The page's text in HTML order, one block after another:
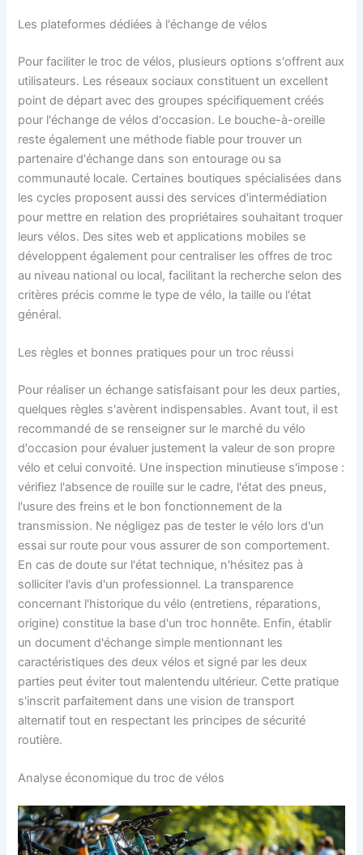
Les plateformes dédiées à l'échange de vélos
Pour faciliter le troc de vélos, plusieurs options s'offrent aux
utilisateurs. Les réseaux sociaux constituent un excellent
point de départ avec des groupes spécifiquement créés
pour l'échange de vélos d'occasion. Le bouche-à-oreille
reste également une méthode fiable pour trouver un
partenaire d'échange dans son entourage ou sa
communauté locale. Certaines boutiques spécialisées dans
les cycles proposent aussi des services d'intermédiation
pour mettre en relation des propriétaires souhaitant troquer
leurs vélos. Des sites web et applications mobiles se
développent également pour centraliser les offres de troc
au niveau national ou local, facilitant la recherche selon des
critères précis comme le type de vélo, la taille ou l'état
général.
Les règles et bonnes pratiques pour un troc réussi
Pour réaliser un échange satisfaisant pour les deux parties,
quelques règles s'avèrent indispensables. Avant tout, il est
recommandé de se renseigner sur le marché du vélo
d'occasion pour évaluer justement la valeur de son propre
vélo et celui convoité. Une inspection minutieuse s'impose :
vérifiez l'absence de rouille sur le cadre, l'état des pneus,
l'usure des freins et le bon fonctionnement de la
transmission. Ne négligez pas de tester le vélo lors d'un
essai sur route pour vous assurer de son comportement.
En cas de doute sur l'état technique, n'hésitez pas à
solliciter l'avis d'un professionnel. La transparence
concernant l'historique du vélo (entretiens, réparations,
origine) constitue la base d'un troc honnête. Enfin, établir
un document d'échange simple mentionnant les
caractéristiques des deux vélos et signé par les deux
parties peut éviter tout malentendu ultérieur. Cette pratique
s'inscrit parfaitement dans une vision de transport
alternatif tout en respectant les principes de sécurité
routière.
Analyse économique du troc de vélos